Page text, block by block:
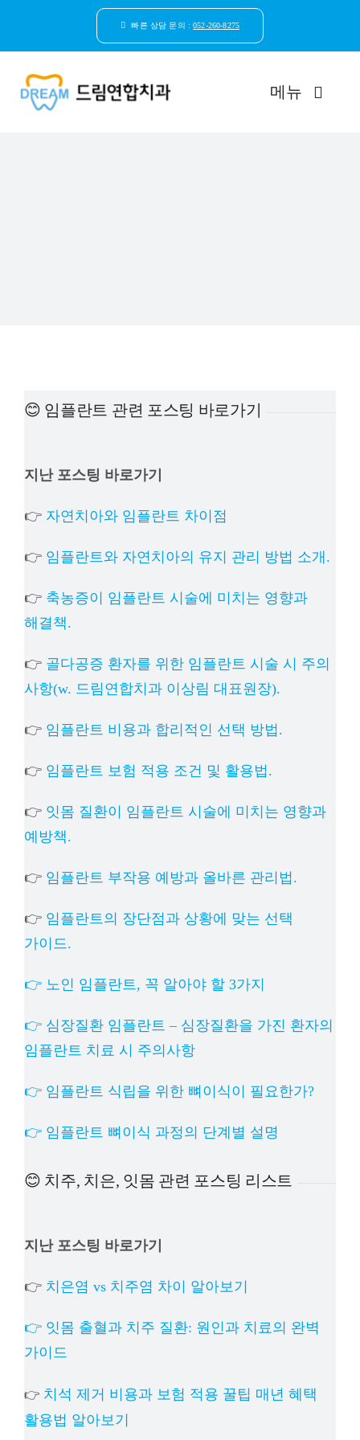
빠른 상담 문의 :052-260-8275
메뉴
상담예약
😊 임플란트 관련 포스팅 바로가기
지난 포스팅 바로가기
👉 자연치아와 임플란트 차이점
👉 임플란트와 자연치아의 유지 관리 방법 소개.
👉 축농증이 임플란트 시술에 미치는 영향과
해결책.
👉 골다공증 환자를 위한 임플란트 시술 시 주의
사항(w. 드림연합치과 이상림 대표원장).
👉 임플란트 비용과 합리적인 선택 방법.
👉 임플란트 보험 적용 조건 및 활용법.
👉 잇몸 질환이 임플란트 시술에 미치는 영향과
예방책.
👉 임플란트 부작용 예방과 올바른 관리법.
👉 임플란트의 장단점과 상황에 맞는 선택
가이드.
👉 노인 임플란트, 꼭 알아야 할 3가지
👉 심장질환 임플란트 – 심장질환을 가진 환자의
임플란트 치료 시 주의사항
👉 임플란트 식립을 위한 뼈이식이 필요한가?
👉 임플란트 뼈이식 과정의 단계별 설명
😊 치주, 치은, 잇몸 관련 포스팅 리스트
지난 포스팅 바로가기
👉 치은염 vs 치주염 차이 알아보기
👉 잇몸 출혈과 치주 질환: 원인과 치료의 완벽
가이드
👉 치석 제거 비용과 보험 적용 꿀팁 매년 혜택
활용법 알아보기